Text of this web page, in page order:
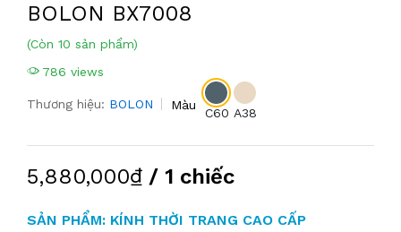
BOLON BX7008
(Còn 10 sản phẩm)
786 views
Thương hiệu: BOLON Màu
C60 A38
5,880,000₫ / 1 chiếc
SẢN PHẨM: KÍNH THỜI TRANG CAO CẤP